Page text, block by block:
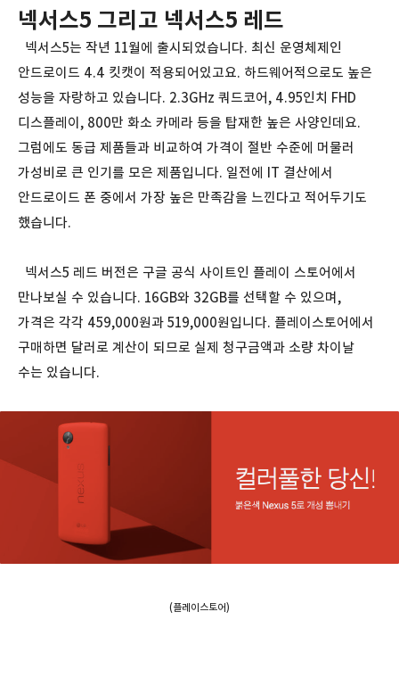
넥서스5 그리고 넥서스5 레드
넥서스5는 작년 11월에 출시되었습니다. 최신 운영체제인
안드로이드 4.4 킷캣이 적용되어있고요. 하드웨어적으로도 높은
성능을 자랑하고 있습니다. 2.3GHz 쿼드코어, 4.95인치 FHD
디스플레이, 800만 화소 카메라 등을 탑재한 높은 사양인데요.
그럼에도 동급 제품들과 비교하여 가격이 절반 수준에 머물러
가성비로 큰 인기를 모은 제품입니다. 일전에 IT 결산에서
안드로이드 폰 중에서 가장 높은 만족감을 느낀다고 적어두기도
했습니다.
넥서스5 레드 버전은 구글 공식 사이트인 플레이 스토어에서
만나보실 수 있습니다. 16GB와 32GB를 선택할 수 있으며,
가격은 각각 459,000원과 519,000원입니다. 플레이스토어에서
구매하면 달러로 계산이 되므로 실제 청구금액과 소량 차이날
수는 있습니다.
(플레이스토어)